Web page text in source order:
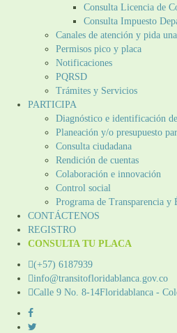
Consulta Licencia de
Consulta Impuesto
Canales de atención y pida
Permisos pico y placa
Notificaciones
PQRSD
Trámites y Servicios
PARTICIPA
Diagnóstico e identificación
Planeación y/o presupuesto
Consulta ciudadana
Rendición de cuentas
Colaboración e innovación
Control social
Programa de Transparencia y
CONTÁCTENOS
REGISTRO
CONSULTA TU PLACA
(+57) 6187939
info@transitofloridablanca.gov.co
Calle 9 No. 8-14Floridablanca -